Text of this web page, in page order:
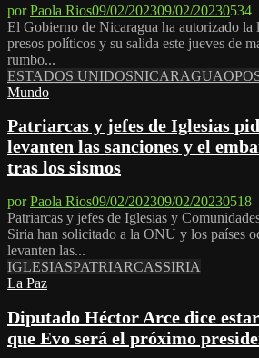
porPaola Rios09/02/202309/02/20230534
El Gobierno de Nicaragua ha autorizado la
presos políticos y su salida este jueves de
rumbo...
ESTADOS UNIDOSNICARAGUA
Mundo
Patriarcas y jefes de Iglesias
levanten las sanciones y el
tras los sismos
porPaola Rios09/02/202309/02/20230518
Patriarcas y jefes de Iglesias y
Siria han solicitado a la ONU y los países
levanten las...
IGLESIASPATRIARCASSIRIA
La Paz
Diputado Héctor Arce dice
que Evo será el próximo